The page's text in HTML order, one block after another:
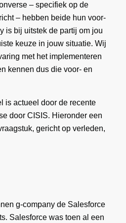
– specifiek op de
– hebben beide hun voor-
is bij uitstek de partij om jou
keuze in jouw situatie. Wij
met het implementeren
kennen dus die voor- en
is actueel door de recente
door CISIS. Hieronder een
gericht op verleden,
g-company de Salesforce
Salesforce was toen al een